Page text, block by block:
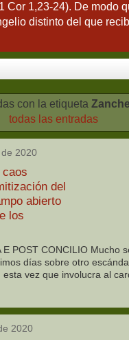
Cor 1,23-24). De modo
distinto del que
con la etiqueta
todas las entradas
2020
caos
del
abierto
los
E POST CONCILIO Mucho
días sobre otro
esta vez que involucra al
2020